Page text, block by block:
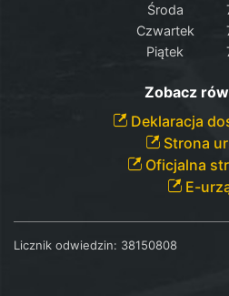
Środa
Czwartek
Piątek
Zobacz
Deklaracja
Strona
Oficjalna
E-
Licznik odwiedzin: 38150808